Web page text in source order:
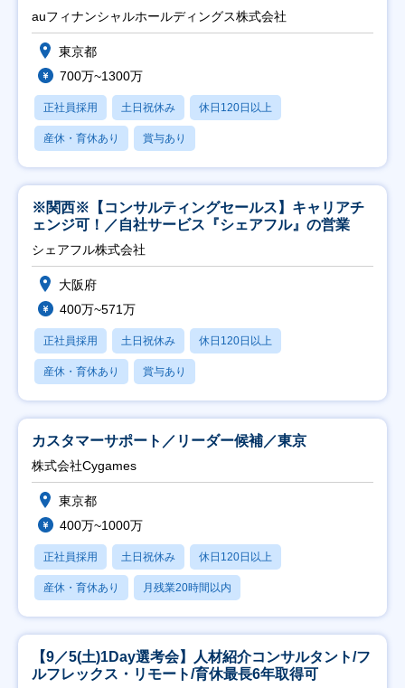
auフィナンシャルホールディングス株式会社
東京都
700万~1300万
正社員採用 土日祝休み 休日120日以上
産休・育休あり 賞与あり
※関西※【コンサルティングセールス】キャリアチ
ェンジ可！／自社サービス『シェアフル』の営業
シェアフル株式会社
大阪府
400万~571万
正社員採用 土日祝休み 休日120日以上
産休・育休あり 賞与あり
カスタマーサポート／リーダー候補／東京
株式会社Cygames
東京都
400万~1000万
正社員採用 土日祝休み 休日120日以上
産休・育休あり 月残業20時間以内
【9／5(土)1Day選考会】人材紹介コンサルタント/フ
ルフレックス・リモート/育休最長6年取得可